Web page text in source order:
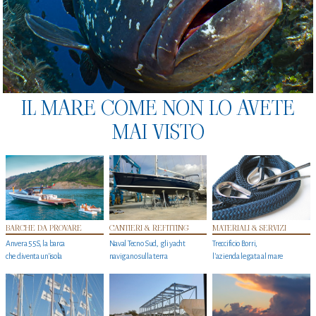
IL MARE COME NON LO AVETE
MAI VISTO
BARCHE DA PROVARE
Anvera 55S, la barca
che diventa un'isola
CANTIERI & REFITTING
Naval Tecno Sud, gli yacht
navigano sulla terra
MATERIALI & SERVIZI
Treccificio Borri,
l'azienda legata al mare